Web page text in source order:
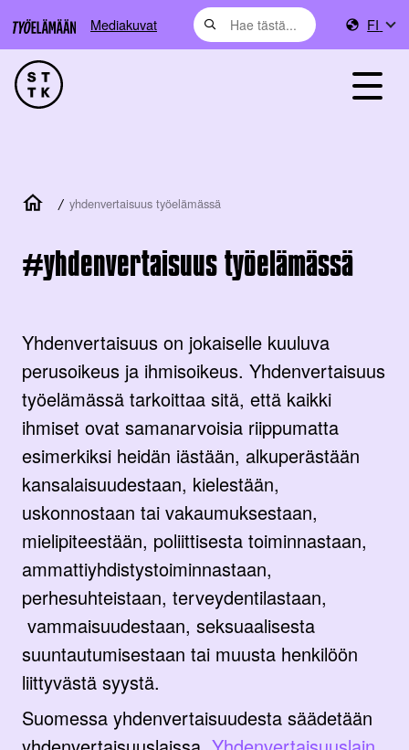
Mediakuvat FI
/ yhdenvertaisuus työelämässä
yhdenvertaisuus työelämässä
Yhdenvertaisuus on jokaiselle kuuluva
perusoikeus ja ihmisoikeus. Yhdenvertaisuus
työelämässä tarkoittaa sitä, että kaikki
ihmiset ovat samanarvoisia riippumatta
esimerkiksi heidän iästään, alkuperästään
kansalaisuudestaan, kielestään,
uskonnostaan tai vakaumuksestaan,
mielipiteestään, poliittisesta toiminnastaan,
ammattiyhdistystoiminnastaan,
perhesuhteistaan, terveydentilastaan,
vammaisuudestaan, seksuaalisesta
suuntautumisestaan tai muusta henkilöön
liittyvästä syystä.
Suomessa yhdenvertaisuudesta säädetään